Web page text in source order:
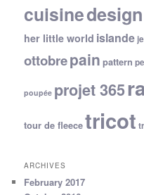
cuisinedesign
her little world islande
ottobrepain pattern
poupée projet 365
tour de fleecetricot
ARCHIVES
February 2017